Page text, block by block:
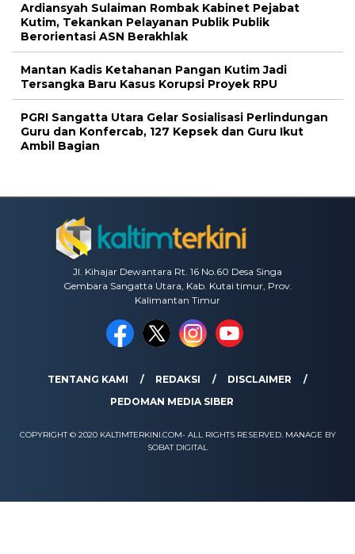
Ardiansyah Sulaiman Rombak Kabinet Pejabat
Kutim, Tekankan Pelayanan Publik Publik
Berorientasi ASN Berakhlak
Mantan Kadis Ketahanan Pangan Kutim Jadi
Tersangka Baru Kasus Korupsi Proyek RPU
PGRI Sangatta Utara Gelar Sosialisasi Perlindungan
Guru dan Konfercab, 127 Kepsek dan Guru Ikut
Ambil Bagian
Jl. Kihajar Dewantara Rt. 16 No.60 Desa Singa
Gembara Sangatta Utara, Kab. Kutai timur, Prov.
Kalimantan Timur
TENTANG KAMI REDAKSI
DISCLAIMER
PEDOMAN MEDIA SIBER
COPYRIGHT © 2020 KALTIMTERKINI.COM- ALL RIGHTS RESERVED. MANAGE BY
SOBAT DIGITAL